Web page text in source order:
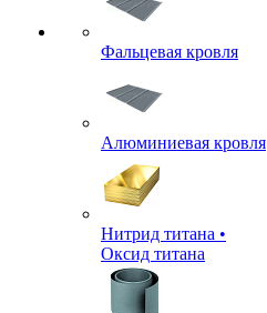
Фальцевая кровля
Алюминиевая кровля
Нитрид титана •
Оксид титана